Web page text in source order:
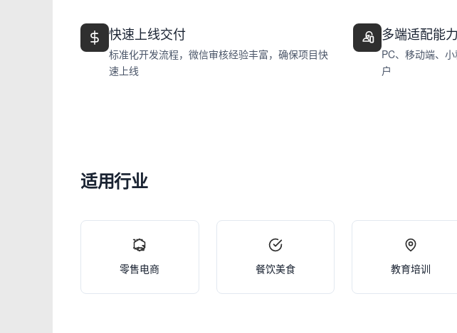
快速上线交付
标准化开发流程，微信审核经验丰富，确保项目快
速上线
多端适配能力
PC、移动端、
户
适用行业
零售电商 餐饮美食 教育培训